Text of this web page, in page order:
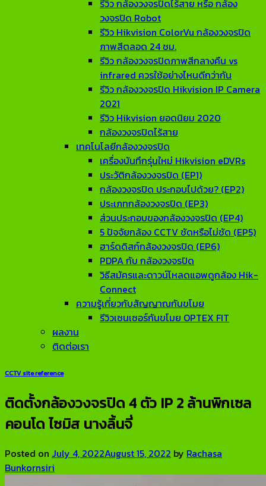
รีวิว กล้องวงจรปิดไร้สาย หรือ กล้อง
วงจรปิด Robot
รีวิว Hikvision ColorVu กล้องวงจรปิด
ภาพสีตลอด 24 ชม.
รีวิว กล้องวงจรปิดภาพสีกลางคืน vs
infrared ควรใช้อย่างไหนดีกว่ากัน
รีวิว กล้องวงจรปิด Hikvision IP Camera
2021
รีวิว Hikvision ยอดนิยม 2020
กล้องวงจรปิดไร้สาย
เทคโนโลยีกล้องวงจรปิด
เครื่องบันทึกรุ่นใหม่ Hikvision eDVRs
ประวัติกล้องวงจรปิด (EP1)
กล้องวงจรปิด ประกอบไปด้วย? (EP2)
ประเภทกล้องวงจรปิด (EP3)
ส่วนประกอบของกล้องวงจรปิด (EP4)
5 ปัจจัยกล้อง CCTV ชัดหรือไม่ชัด (EP5)
ฮาร์ดดิสก์กล้องวงจรปิด (EP6)
PDPA กับ กล้องวงจรปิด
วิธีสมัครและดาวน์โหลดแอพดูกล้อง Hik-
Connect
ความรู้เกี่ยวกับสัญญาณกันขโมย
รีวิวเซนเซอร์กันขโมย OPTEX FIT
ผลงาน
ติดต่อเรา
CCTV site reference
ติดตั้งกล้องวงจรปิด 4 ตัว IP 2 ล้านพิกเซล
คอนโด ไซมิส นางลิ้นจี่
Posted on July 4, 2022August 15, 2022 by Rachasa
Bunkornsiri